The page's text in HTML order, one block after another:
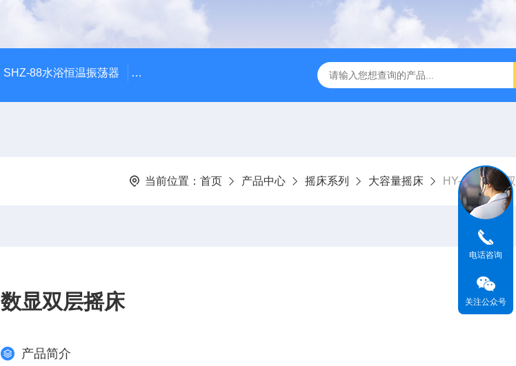
SHZ-88水浴恒温振荡器 HZQ-2水浴全温振荡器 THZ-82A气浴恒温振荡器价格
当前位置： 首页 产品中心 摇床系列 大容量摇床 HY-6AB数显
数显双层摇床
产品简介
电话咨询
关注公众号